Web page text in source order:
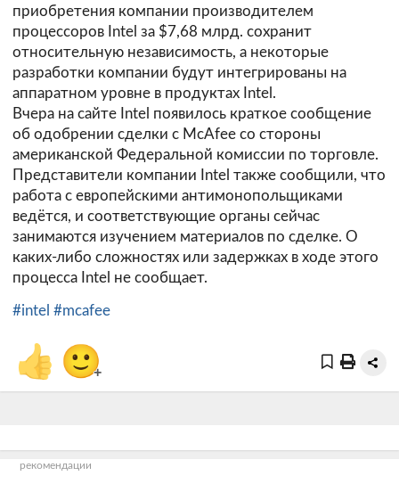
приобретения компании производителем
процессоров Intel за $7,68 млрд. сохранит
относительную независимость, а некоторые
разработки компании будут интегрированы на
аппаратном уровне в продуктах Intel.
Вчера на сайте Intel появилось краткое сообщение
об одобрении сделки с McAfee со стороны
американской Федеральной комиссии по торговле.
Представители компании Intel также сообщили, что
работа с европейскими антимонопольщиками
ведётся, и соответствующие органы сейчас
занимаются изучением материалов по сделке. О
каких-либо сложностях или задержках в ходе этого
процесса Intel не сообщает.
#intel #mcafee
👍 🙂+
рекомендации